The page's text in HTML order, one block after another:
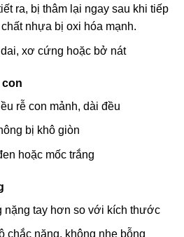
ra, bị thâm lại ngay sau khi tiếp
nhựa bị oxi hóa mạnh.
xơ cứng hoặc bở nát
con
rễ con mảnh, dài đều
bị khô giòn
hoặc mốc trắng
tay hơn so với kích thước
chắc nặng, không nhẹ bỗng